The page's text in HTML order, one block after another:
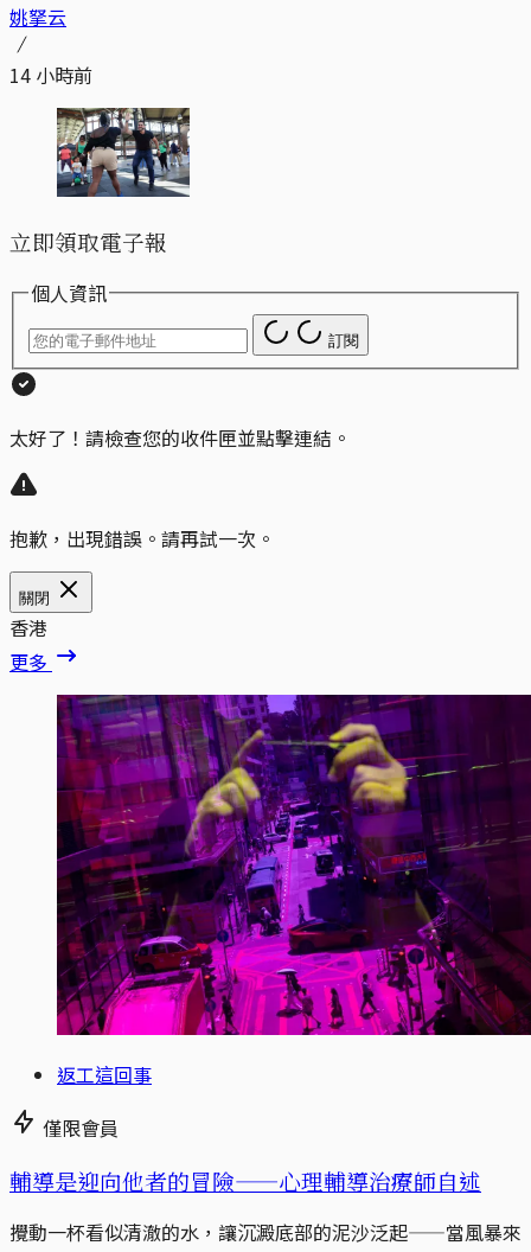
姚拏云
14 小時前
立即領取電子報
個人資訊
訂閱
太好了！請檢查您的收件匣並點擊連結。
抱歉，出現錯誤。請再試一次。
關閉
香港
更多
返工這回事
僅限會員
輔導是迎向他者的冒險——心理輔導治療師自述
攪動一杯看似清澈的水，讓沉澱底部的泥沙泛起——當風暴來